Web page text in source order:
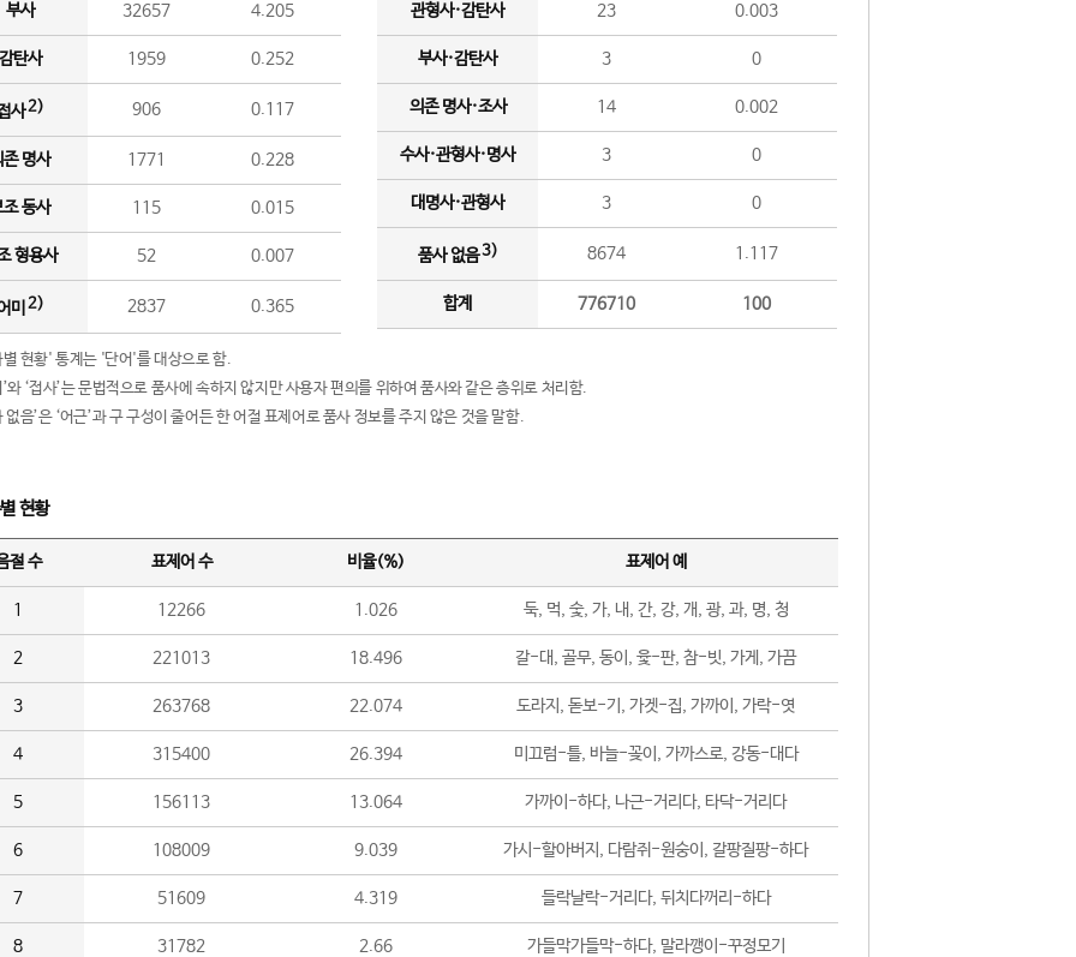
부사 32657 4.205
탄사 1959 0.252
사2) 906 0.117
존 명사 1771 0.228
조 동사 115 0.015
형용사 52 0.007
미 2) 2837 0.365
관형사·감탄사 23 0.003
부사·감탄사 3 0
의존 명사·조사 14 0.002
수사·관형사·명사 3 0
대명사·관형사 3 0
품사 없음3) 8674 1.117
합계 776710 100
현황' 통계는 '단어'를 대상으로 함.
와 ‘접사’는 문법적으로 품사에 속하지 않지만 사용자 편의를 위하여 품사와 같은 층위로 처리함.
없음’은 ‘어근’과 구 구성이 줄어든 한 어절 표제어로 품사 정보를 주지 않은 것을 말함.
현황
절 수 표제어 수 비율(%) 표제어 예
1 12266 1.026 둑, 먹, 숯, 가, 내, 간, 강, 개, 광, 과, 명, 청
2 221013 18.496 갈-대, 골무, 동이, 윷-판, 참-빗, 가게, 가끔
3 263768 22.074 도라지, 돋보-기, 가겟-집, 가까이, 가락-엿
4 315400 26.394 미끄럼-틀, 바늘-꽂이, 가까스로, 강동-대다
5 156113 13.064 가까이-하다, 나근-거리다, 타닥-거리다
6 108009 9.039 가시-할아버지, 다람쥐-원숭이, 갈팡질팡-하다
7 51609 4.319 들락날락-거리다, 뒤치다꺼리-하다
8 31782 2.66 가들막가들막-하다, 말라깽이-꾸정모기